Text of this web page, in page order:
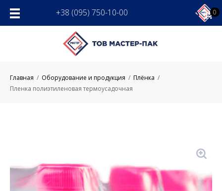
content
+38 (095) 750-10-00 0
Главная / Оборудование и продукция / Плёнка /
Пленка полиэтиленовая термоусадочная